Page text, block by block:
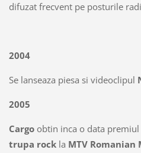
difuzat frecvent pe posturile
2004
Se lanseaza piesa si videoclipul
2005
Cargoobtin inca o data
trupa rockla MTV Romanian